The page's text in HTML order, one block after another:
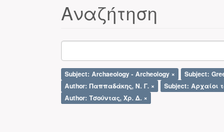
Αναζήτηση
Subject: Archaeology - Archeology × Subject:
Author: Παππαδάκης, Ν. Γ. ×
Subject: Αρχαίοι
Author: Τσούντας, Χρ. Δ. ×